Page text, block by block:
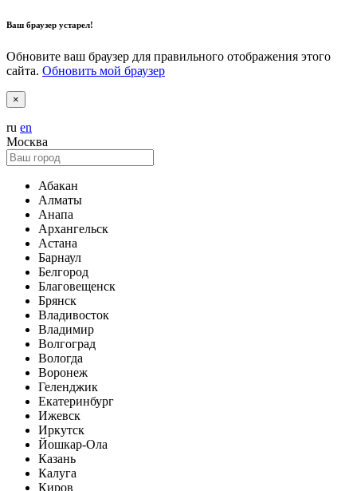
Ваш браузер устарел!
Обновите ваш браузер для правильного отображения этого
сайта. Обновить мой браузер
×
ru en
Москва
Абакан
Алматы
Анапа
Архангельск
Астана
Барнаул
Белгород
Благовещенск
Брянск
Владивосток
Владимир
Волгоград
Вологда
Воронеж
Геленджик
Екатеринбург
Ижевск
Иркутск
Йошкар-Ола
Казань
Калуга
Киров